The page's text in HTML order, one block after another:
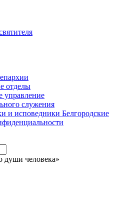
отделы
управление
служения
и исповедники Белгородские